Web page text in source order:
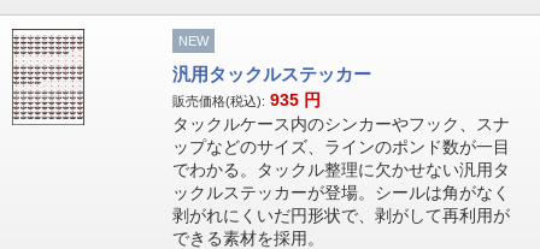
NEW
汎用タックルステッカー
販売価格(税込): 935 円
タックルケース内のシンカーやフック、スナ
ップなどのサイズ、ラインのポンド数が一目
でわかる。タックル整理に欠かせない汎用タ
ックルステッカーが登場。シールは角がなく
剥がれにくいだ円形状で、剥がして再利用が
できる素材を採用。